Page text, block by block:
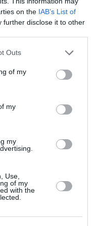
on the IAB’s List of
further disclose it to other
Outs
of my
my
my
Use,
of my
with the
ΘΕΑΤΡΟ - ΧΟΡΟΣ / ΝΕΑ
Η χρυσή εποχή:
του
Κωνσταντίνου
Εθνική Λυρική
Ο Μπάμπης
Βελισσάριος
Διδότου